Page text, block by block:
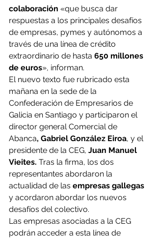
colaboración «que busca dar
respuestas a los principales desafíos
de empresas, pymes y autónomos a
través de una línea de crédito
extraordinario de hasta 650 millones
de euros», informan.
El nuevo texto fue rubricado esta
mañana en la sede de la
Confederación de Empresarios de
Galicia en Santiago y participaron el
director general Comercial de
Abanca, Gabriel González Eiroa, y el
presidente de la CEG, Juan Manuel
Vieites. Tras la firma, los dos
representantes abordaron la
actualidad de las empresas gallegas
y acordaron abordar los nuevos
desafíos del colectivo.
Las empresas asociadas a la CEG
podrán acceder a esta línea de